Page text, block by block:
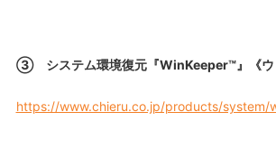
③ システム環境復元『WinKeeper™』《ウ
https://www.chieru.co.jp/products/system/